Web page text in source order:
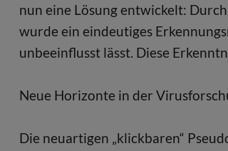
nun eine Lösung entwickelt:
wurde ein eindeutiges
unbeeinflusst lässt. Diese
Neue Horizonte in der
Die neuartigen „klickbaren“